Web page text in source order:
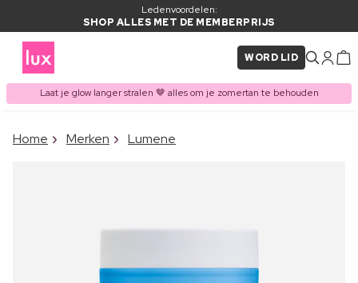
Ledenvoordelen:
SHOP ALLES MET DE MEMBERPRIJS
WORD LID
Laat je glow langer stralen 🤎 alles om je zomertan te behouden
ITEM TOEGEVOEGD AAN
Home Merken Lumene